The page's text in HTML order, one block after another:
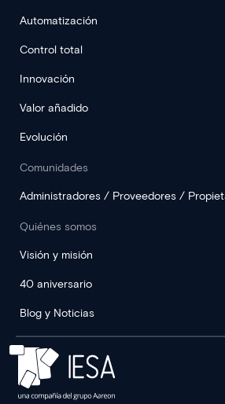
Automatización
Control total
Innovación
Valor añadido
Evolución
Comunidades
Administradores / Proveedores /
Quiénes somos
Visión y misión
40 aniversario
Blog y Noticias